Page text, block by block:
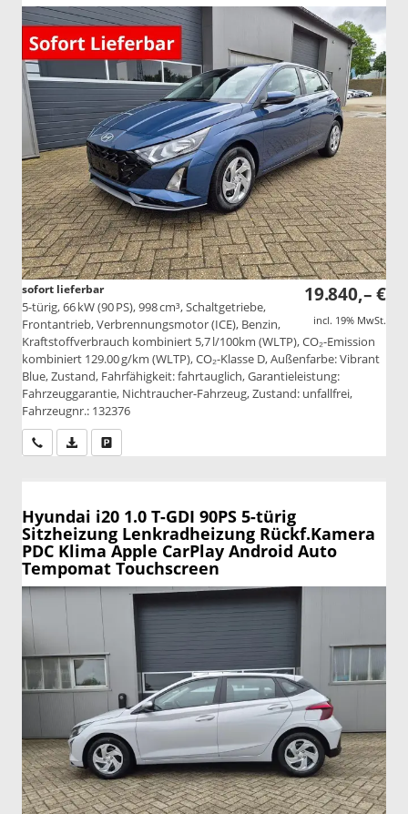
19.840,– €
incl. 19% MwSt.
sofort lieferbar
5-türig, 66 kW (90 PS), 998 cm³, Schaltgetriebe,
Frontantrieb, Verbrennungsmotor (ICE), Benzin,
Kraftstoffverbrauch kombiniert 5,7 l/100km (WLTP), CO₂-Emission
kombiniert 129.00 g/km (WLTP), CO₂-Klasse D, Außenfarbe: Vibrant
Blue, Zustand, Fahrfähigkeit: fahrtauglich, Garantieleistung:
Fahrzeuggarantie, Nichtraucher-Fahrzeug, Zustand: unfallfrei,
Fahrzeugnr.: 132376
Wir rufen Sie anPDF-Datei, Fahrzeugexposé drucken
Hyundai i20 1.0 T-GDI 90PS 5-türig
Sitzheizung Lenkradheizung Rückf.Kamera
PDC Klima Apple CarPlay Android Auto
Tempomat Touchscreen